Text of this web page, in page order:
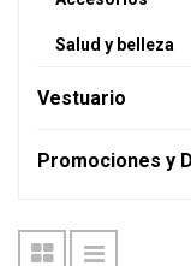
Salud y belleza
Vestuario
Promociones y